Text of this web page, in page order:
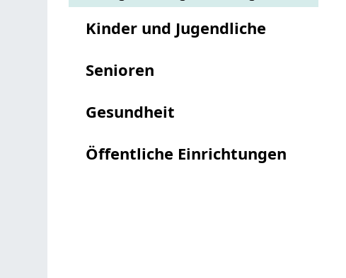
Kinder und Jugendliche
Senioren
Gesundheit
Öffentliche Einrichtungen